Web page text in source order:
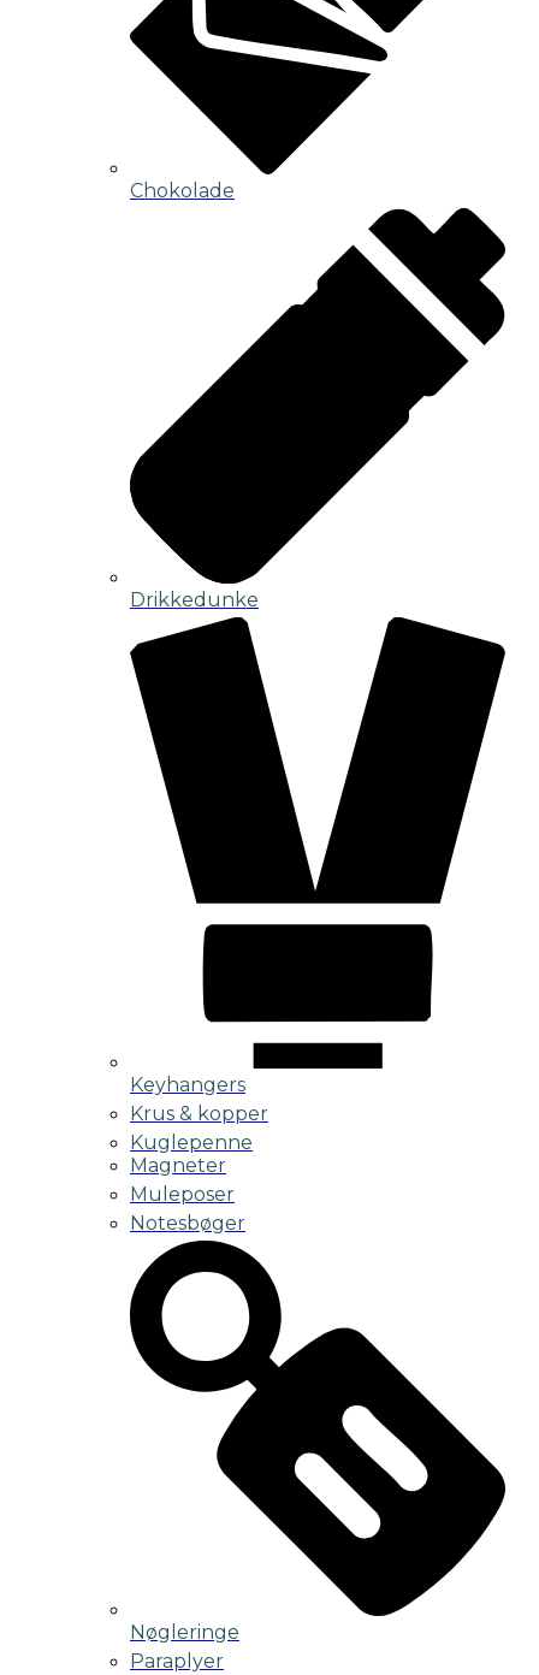
Chokolade
Drikkedunke
Keyhangers
Krus & kopper
Kuglepenne
Magneter
Muleposer
Notesbøger
Nøgleringe
Paraplyer